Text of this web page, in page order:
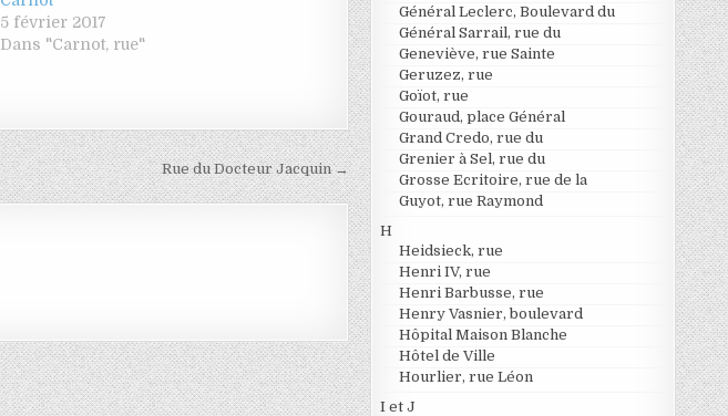
5 février 2017
Dans "Carnot, rue"
Rue du Docteur Jacquin →
Général Leclerc, Boulevard du
Général Sarrail, rue du
Geneviève, rue Sainte
Geruzez, rue
Goïot, rue
Gouraud, place Général
Grand Credo, rue du
Grenier à Sel, rue du
Grosse Ecritoire, rue de la
Guyot, rue Raymond
H
Heidsieck, rue
Henri IV, rue
Henri Barbusse, rue
Henry Vasnier, boulevard
Hôpital Maison Blanche
Hôtel de Ville
Hourlier, rue Léon
I et J